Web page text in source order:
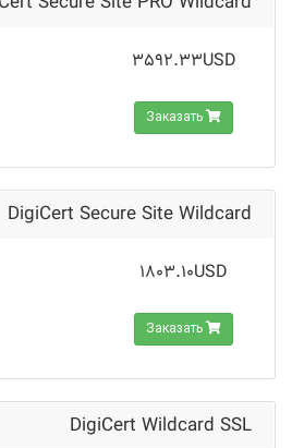
3592.33USD
Заказать
DigiCert Secure Site Wildcard
1803.10USD
Заказать
DigiCert Wildcard SSL